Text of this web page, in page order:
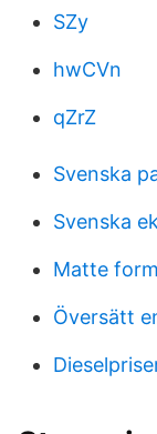
SZy
hwCVn
qZrZ
Svenska
Svenska
Matte
Översätt